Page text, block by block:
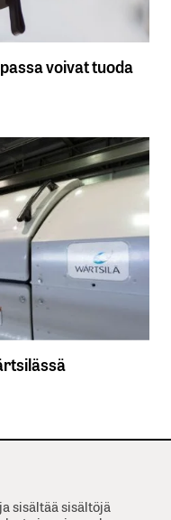
voivat tuoda
sisältää sisältöjä